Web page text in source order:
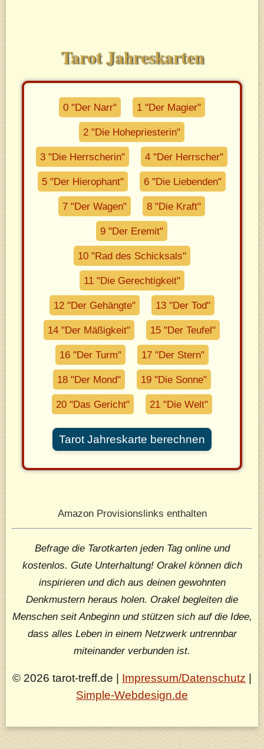
Tarot Jahreskarten
0 "Der Narr" 1 "Der Magier"
2 "Die Hohepriesterin"
3 "Die Herrscherin" 4 "Der Herrscher"
5 "Der Hierophant" 6 "Die Liebenden"
7 "Der Wagen" 8 "Die Kraft"
9 "Der Eremit"
10 "Rad des Schicksals"
11 "Die Gerechtigkeit"
12 "Der Gehängte" 13 "Der Tod"
14 "Der Mäßigkeit" 15 "Der Teufel"
16 "Der Turm" 17 "Der Stern"
18 "Der Mond" 19 "Die Sonne"
20 "Das Gericht" 21 "Die Welt"
Tarot Jahreskarte berechnen
Amazon Provisionslinks enthalten
Befrage die Tarotkarten jeden Tag online und
kostenlos. Gute Unterhaltung! Orakel können dich
inspirieren und dich aus deinen gewohnten
Denkmustern heraus holen. Orakel begleiten die
Menschen seit Anbeginn und stützen sich auf die Idee,
dass alles Leben in einem Netzwerk untrennbar
miteinander verbunden ist.
© 2026 tarot-treff.de | Impressum/Datenschutz |
Simple-Webdesign.de